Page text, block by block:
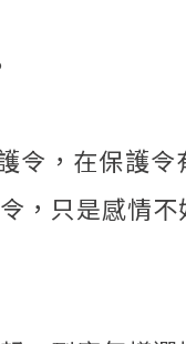
，在保護令
，只是感情